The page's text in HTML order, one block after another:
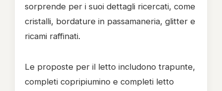
sorprende per i suoi dettagli ricercati, come
cristalli, bordature in passamaneria, glitter e
ricami raffinati.
Le proposte per il letto includono trapunte,
completi copripiumino e completi letto